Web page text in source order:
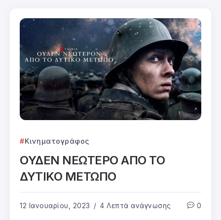
Κινηματογράφος
ΟΥΔΕΝ ΝΕΩΤΕΡΟ ΑΠΟ ΤΟ
ΔΥΤΙΚΟ ΜΕΤΩΠΟ
12 Ιανουαρίου, 2023 4 Λεπτά ανάγνωσης 0